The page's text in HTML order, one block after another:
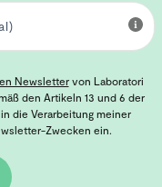
Newslettervon Laboratori
den Artikeln 13 und 6 der
die Verarbeitung meiner
Zwecken ein.